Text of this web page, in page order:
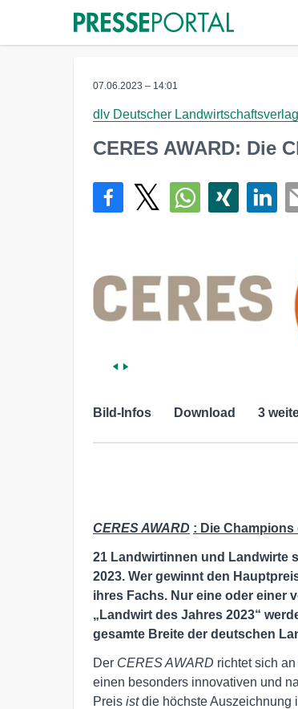
07.06.2023 – 14:01
dlv Deutscher
CERES AWARD: Die
Bild-Infos Download 3
CERES AWARD : Die
21 Landwirtinnen und Landwirte
2023. Wer gewinnt den
ihres Fachs. Nur eine oder einer
„Landwirt des Jahres 2023“
gesamte Breite der deutschen
Der CERES AWARD richtet sich
einen besonders innovativen und
Preis istdie höchste Auszeichnung